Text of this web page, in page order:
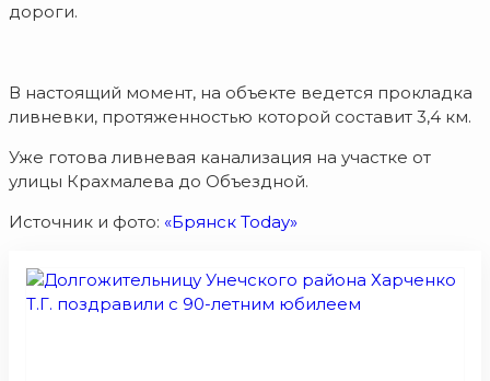
дороги.
В настоящий момент, на объекте ведется прокладка
ливневки, протяженностью которой составит 3,4 км.
Уже готова ливневая канализация на участке от
улицы Крахмалева до Объездной.
Источник и фото: «Брянск Today»